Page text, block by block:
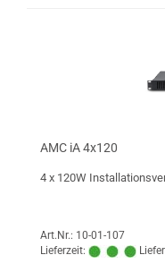
AMC iA 4x120
4 x 120W
Art.Nr.: 10-01-107
Lieferzeit: